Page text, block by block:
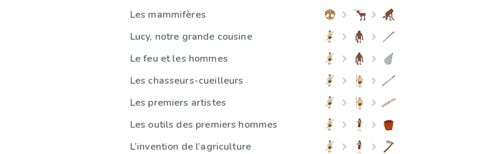
Les mammifères
Lucy, notre grande cousine
Le feu et les hommes
Les chasseurs-cueilleurs
Les premiers artistes
Les outils des premiers hommes
L’invention de l’agriculture